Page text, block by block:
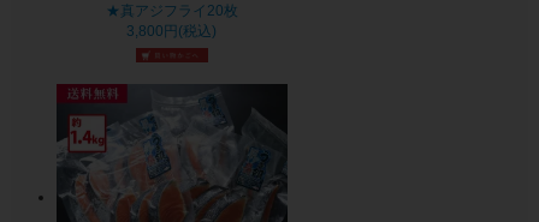
★真アジフライ20枚
3,800円(税込)